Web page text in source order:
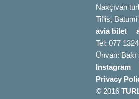
Naxçıvan
Tiflis,
avia bilet
Tel: 077
Ünvan:
Instagram
Privacy
© 2016